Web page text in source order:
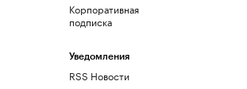
Корпоративная
подписка
Уведомления
RSS Новости